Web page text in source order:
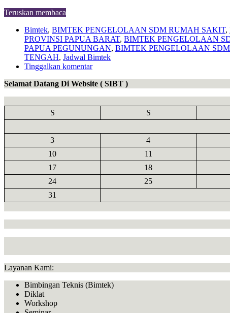
Teruskan membaca
Bimtek, BIMTEK PENGELOLAAN SDM RUMAH SAKIT,
PROVINSI PAPUA BARAT, BIMTEK PENGELOLAAN
PAPUA PEGUNUNGAN, BIMTEK PENGELOLAAN
TENGAH, Jadwal Bimtek
Tinggalkan komentar
Selamat Datang Di Website ( SIBT )
S
S
3
4
10
11
17
18
24
25
31
Layanan Kami:
Bimbingan Teknis (Bimtek)
Diklat
Workshop